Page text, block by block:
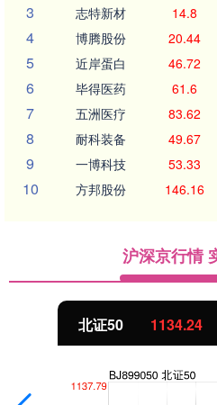
3 志特新材 14.8
4 博腾股份 20.44
5 近岸蛋白 46.72
6 毕得医药 61.6
7 五洲医疗 83.62
8 耐科装备 49.67
9 一博科技 53.33
10 方邦股份 146.16
沪深京行情
北证50 1134.24